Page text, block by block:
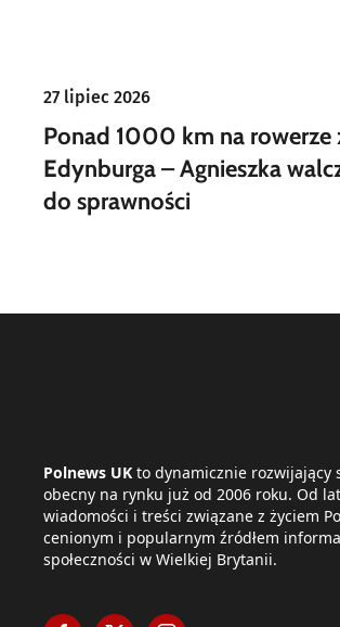
27 lipiec 2026
Ponad 1000 km na
Edynburga – Agnieszka
do sprawności
Polnews UK to dynamicznie rozwijający
obecny na rynku już od 2006 roku. Od
wiadomości i treści związane z życiem
cenionym i popularnym źródłem
społeczności w Wielkiej Brytanii.